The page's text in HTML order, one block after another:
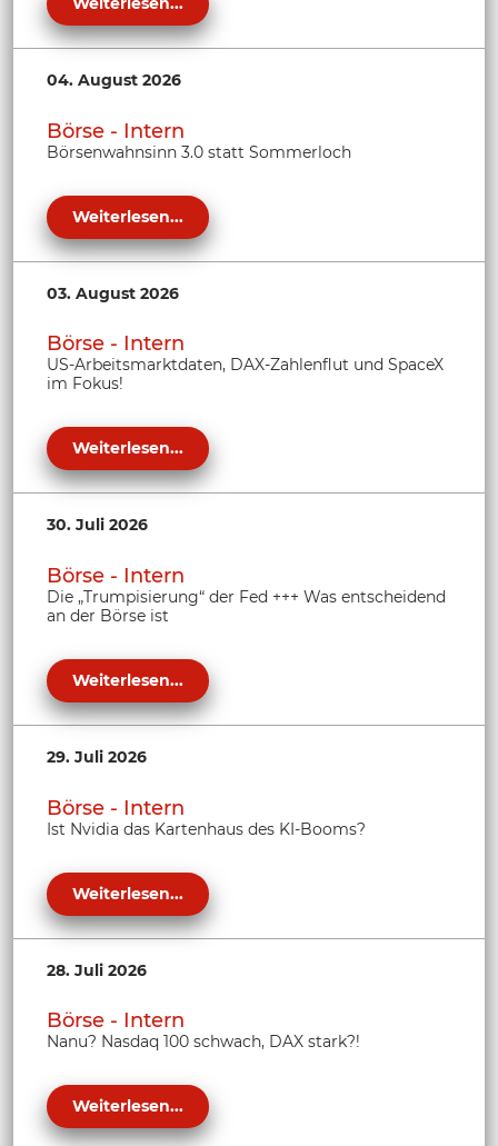
04. August 2026
Börse - Intern
Börsenwahnsinn 3.0 statt Sommerloch
Weiterlesen...
03. August 2026
Börse - Intern
US-Arbeitsmarktdaten, DAX-Zahlenflut und SpaceX
im Fokus!
Weiterlesen...
30. Juli 2026
Börse - Intern
Die „Trumpisierung“ der Fed +++ Was entscheidend
an der Börse ist
Weiterlesen...
29. Juli 2026
Börse - Intern
Ist Nvidia das Kartenhaus des KI-Booms?
Weiterlesen...
28. Juli 2026
Börse - Intern
Nanu? Nasdaq 100 schwach, DAX stark?!
Weiterlesen...